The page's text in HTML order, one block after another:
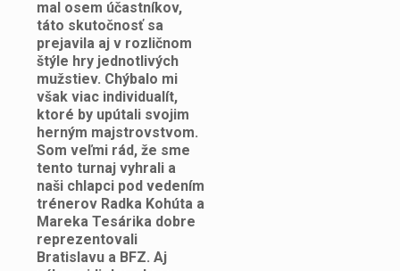
mal osem účastníkov,
táto skutočnosť sa
prejavila aj v rozličnom
štýle hry jednotlivých
mužstiev. Chýbalo mi
však viac individualít,
ktoré by upútali svojim
herným majstrovstvom.
Som veľmi rád, že sme
tento turnaj vyhrali a
naši chlapci pod vedením
trénerov Radka Kohúta a
Mareka Tesárika dobre
reprezentovali
Bratislavu a BFZ. Aj